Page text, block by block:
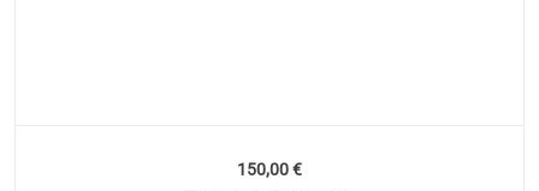
150,00€